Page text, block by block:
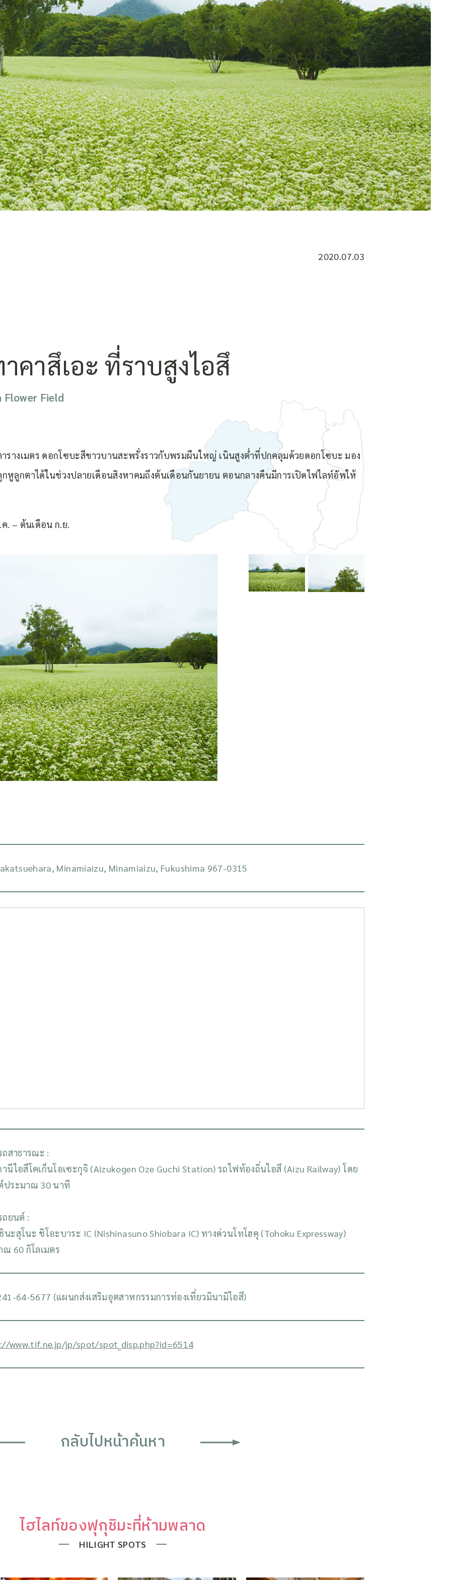
2020.07.03
คาสึเอะ ที่ราบสูงไอสึ
Flower Field
รางเมตร ดอกโซบะสีขาวบานสะพรั่งราวกับพรมผืนใหญ่ เนินสูงต่ำที่ปกคลุมด้วยดอกโซบะ มอง
หูลูกตาได้ในช่วงปลายเดือนสิงหาคมถึงต้นเดือนกันยายน ตอนกลางคืนมีการเปิดไฟไลท์อัพให้
. – ต้นเดือน ก.ย.
Minamiaizu, Minamiaizu, Fukushima 967-0315
ถสาธารณะ :
นีไอสึโคเก็นโอเซะกุจิ (Aizukogen Oze Guchi Station) รถไฟท้องถิ่นไอสึ (Aizu Railway) โดย
ประมาณ 30 นาที
ถยนต์ :
ะสุโนะ ชิโอะบาระ IC (Nishinasuno Shiobara IC) ทางด่วนโทโฮคุ (Tohoku Expressway)
ณ 60 กิโลเมตร
64-5677 (แผนกส่งเสริมอุตสาหกรรมการท่องเที่ยวมินามิไอสึ)
www.tif.ne.jp/jp/spot/spot_disp.php?id=6514
กลับไปหน้าค้นหา
ไฮไลท์ของฟุกุชิมะที่ห้ามพลาด
HILIGHT SPOTS